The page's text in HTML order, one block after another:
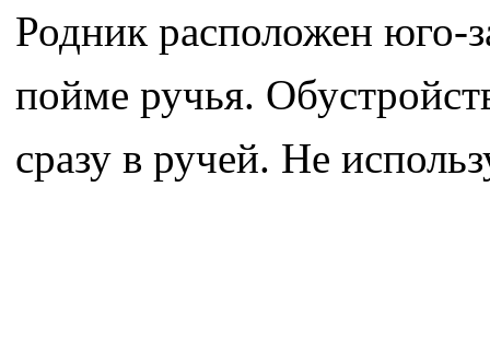
Родник расположен юго-
пойме ручья.
сразу в ручей. Не